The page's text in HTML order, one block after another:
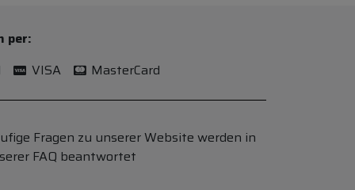
per:
VISA MasterCard
Fragen zu unserer Website werden in
FAQ beantwortet